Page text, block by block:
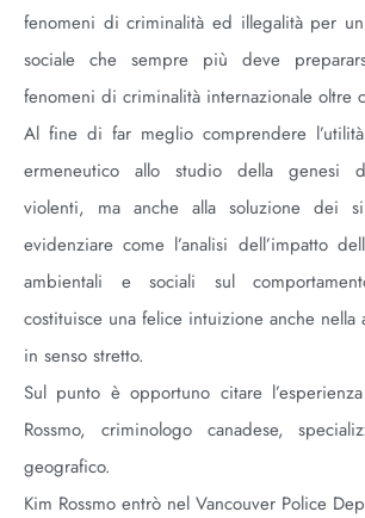
fenomeni di criminalità ed illegalità per
sociale che sempre più deve
fenomeni di criminalità internazionale oltre
Al fine di far meglio comprendere
ermeneutico allo studio della genesi
violenti, ma anche alla soluzione dei
evidenziare come l’analisi dell’impatto
ambientali e sociali sul
costituisce una felice intuizione anche nella
in senso stretto.
Sul punto è opportuno citare
Rossmo, criminologo canadese,
geografico.
Kim Rossmo entrò nel Vancouver Police